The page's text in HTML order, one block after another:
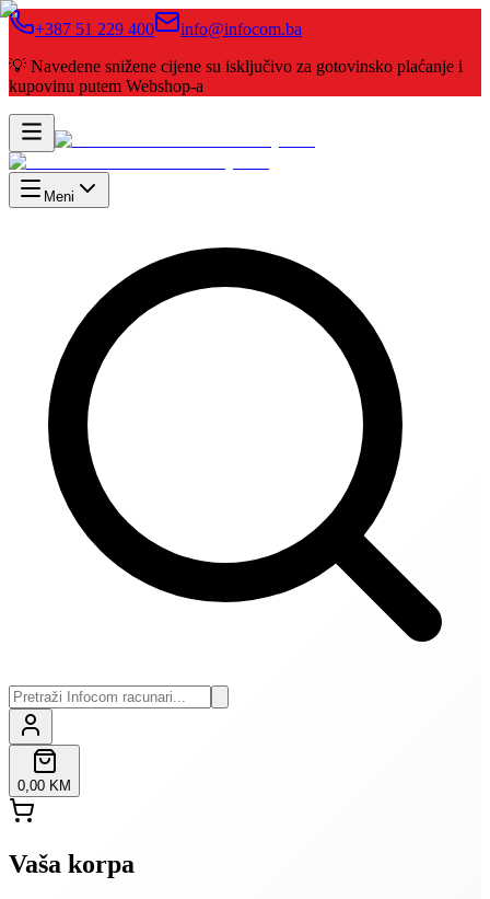
+387 51 229 400
info@infocom.ba
💡 Navedene snižene cijene su isključivo za gotovinsko plaćanje i
kupovinu putem Webshop-a
Meni
0,00 KM
Vaša korpa